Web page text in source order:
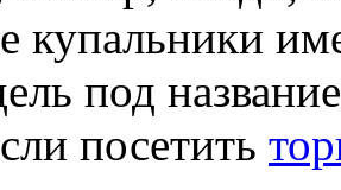
купальники
под
посетить